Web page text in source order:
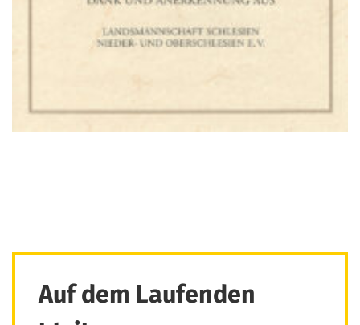
Auf dem Laufenden